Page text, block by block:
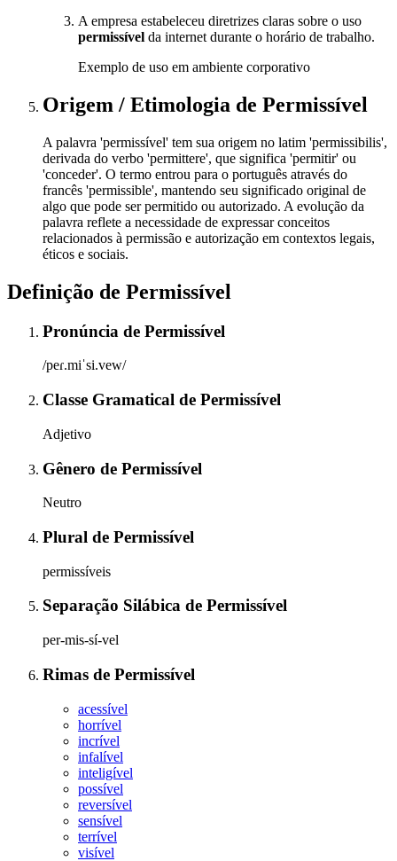
A empresa estabeleceu diretrizes claras sobre o uso
permissível da internet durante o horário de trabalho.
Exemplo de uso em ambiente corporativo
Origem / Etimologia de Permissível
A palavra 'permissível' tem sua origem no latim 'permissibilis',
derivada do verbo 'permittere', que significa 'permitir' ou
'conceder'. O termo entrou para o português através do
francês 'permissible', mantendo seu significado original de
algo que pode ser permitido ou autorizado. A evolução da
palavra reflete a necessidade de expressar conceitos
relacionados à permissão e autorização em contextos legais,
éticos e sociais.
Definição de Permissível
Pronúncia de Permissível
/peɾ.miˈsi.vew/
Classe Gramatical de Permissível
Adjetivo
Gênero de Permissível
Neutro
Plural de Permissível
permissíveis
Separação Silábica de Permissível
per-mis-sí-vel
Rimas de Permissível
acessível
horrível
incrível
infalível
inteligível
possível
reversível
sensível
terrível
visível